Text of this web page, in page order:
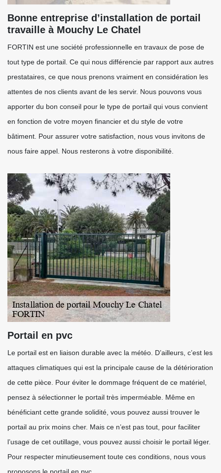
Bonne entreprise d’installation de portail
travaille à Mouchy Le Chatel
FORTIN est une société professionnelle en travaux de pose de
tout type de portail. Ce qui nous différencie par rapport aux autres
prestataires, ce que nous prenons vraiment en considération les
attentes de nos clients avant de les servir. Nous pouvons vous
apporter du bon conseil pour le type de portail qui vous convient
en fonction de votre moyen financier et du style de votre
bâtiment. Pour assurer votre satisfaction, nous vous invitons de
nous faire appel. Nous resterons à votre disponibilité.
Portail en pvc
Le portail est en liaison durable avec la météo. D’ailleurs, c’est les
attaques climatiques qui est la principale cause de la détérioration
de cette pièce. Pour éviter le dommage fréquent de ce matériel,
pensez à sélectionner le portail très imperméable. Même en
bénéficiant cette grande solidité, vous pouvez aussi trouver le
portail au prix moins cher. Mais ce n’est pas tout, pour faciliter
l’usage de cet outillage, vous pouvez aussi choisir le portail léger.
Pour respecter minutieusement toute ces conditions, nous vous